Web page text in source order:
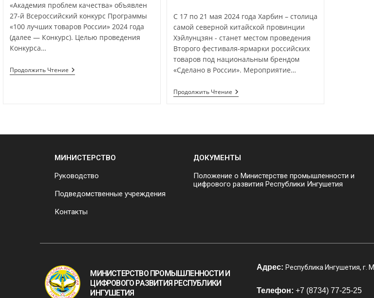
«Академия проблем качества» объявлен
27-й Всероссийский конкурс Программы
«100 лучших товаров России» 2024 года
(далее — Конкурс). Целью проведения
Конкурса…
Продолжить Чтение
С 17 по 21 мая 2024 года Харбин – столица
самой северной китайской провинции
Хэйлунцзян - станет местом проведения
Второго фестиваля-ярмарки российских
товаров под национальным брендом
«Сделано в России». Мероприятие…
Продолжить Чтение
МИНИСТЕРСТВО
Руководство
Подведомственные учреждения
Контакты
ДОКУМЕНТЫ
Положение о Министерстве промышленности и
цифрового развития Республики Ингушетия
МИНИСТЕРСТВО ПРОМЫШЛЕННОСТИ И
ЦИФРОВОГО РАЗВИТИЯ РЕСПУБЛИКИ
ИНГУШЕТИЯ
Адрес: Республика Ингушетия, г.
Телефон: +7 (8734) 77-25-25